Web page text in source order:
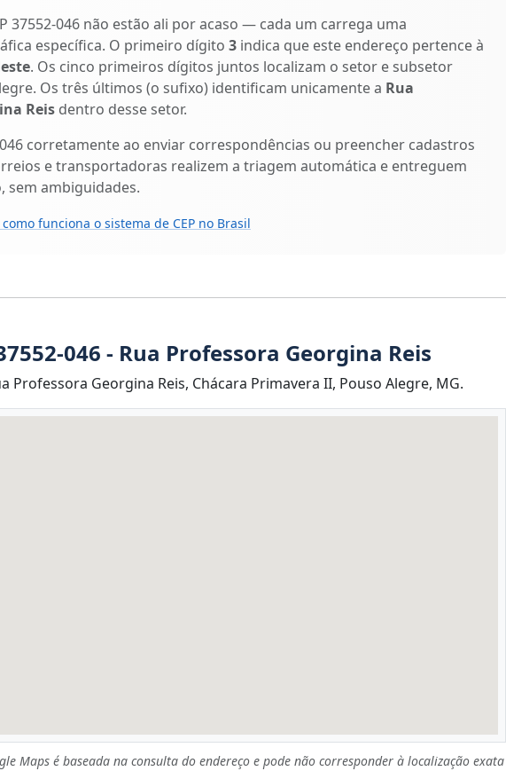
37552-046 não estão ali por acaso — cada um carrega uma
específica. O primeiro dígito 3 indica que este endereço pertence à
. Os cinco primeiros dígitos juntos localizam o setor e subsetor
Os três últimos (o sufixo) identificam unicamente a Rua
Reis dentro desse setor.
046 corretamente ao enviar correspondências ou preencher cadastros
e transportadoras realizem a triagem automática e entreguem
sem ambiguidades.
funciona o sistema de CEP no Brasil
046 - Rua Professora Georgina Reis
Professora Georgina Reis, Chácara Primavera II, Pouso Alegre, MG.
Maps é baseada na consulta do endereço e pode não corresponder à localização exata